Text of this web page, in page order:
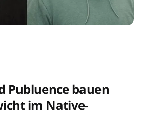
Publuence bauen
im Native-